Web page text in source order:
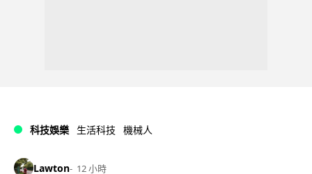
科技娛樂 生活科技 機械人
Lawton 12 小時